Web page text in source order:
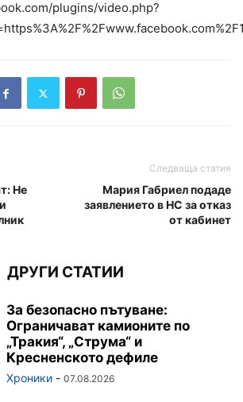
plugins/video.php?
Не
Следваща статия
Мария Габриел подаде
заявлението в НС за отказ
от кабинет
ДРУГИ СТАТИИ
За безопасно пътуване:
Ограничават камионите по
„Тракия“, „Струма“ и
Кресненското дефиле
Хроники - 07.08.2026